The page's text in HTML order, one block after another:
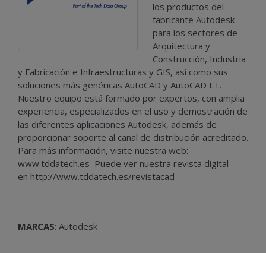
los productos del
fabricante Autodesk
para los sectores de
Arquitectura y
Construcción, Industria
y Fabricación e Infraestructuras y GIS, así como sus
soluciones más genéricas AutoCAD y AutoCAD LT.
Nuestro equipo está formado por expertos, con amplia
experiencia, especializados en el uso y demostración de
las diferentes aplicaciones Autodesk, además de
proporcionar soporte al canal de distribución acreditado.
Para más información, visite nuestra web:
www.tddatech.es Puede ver nuestra revista digital
en http://www.tddatech.es/revistacad
MARCAS: Autodesk